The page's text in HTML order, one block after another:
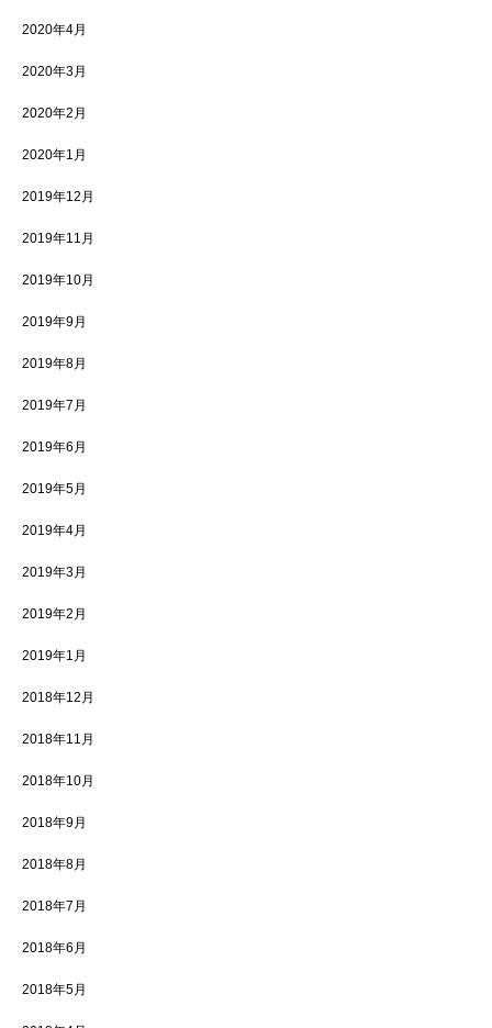
2020年4月
2020年3月
2020年2月
2020年1月
2019年12月
2019年11月
2019年10月
2019年9月
2019年8月
2019年7月
2019年6月
2019年5月
2019年4月
2019年3月
2019年2月
2019年1月
2018年12月
2018年11月
2018年10月
2018年9月
2018年8月
2018年7月
2018年6月
2018年5月